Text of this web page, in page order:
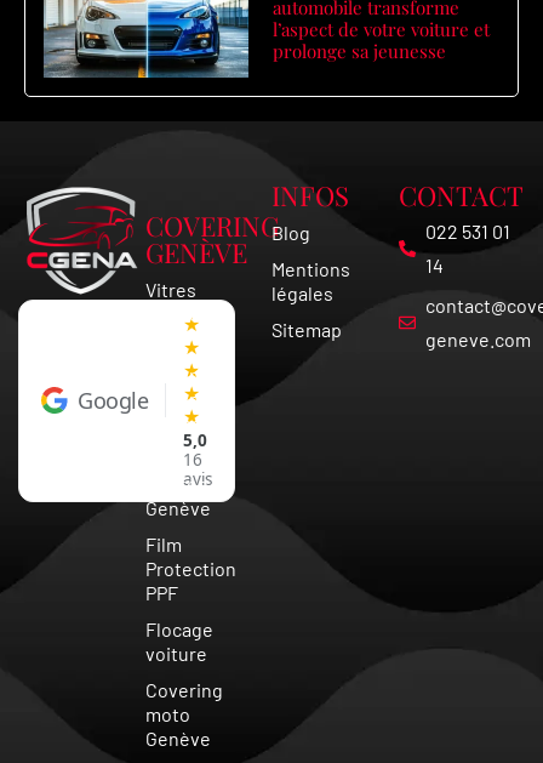
automobile transforme
l’aspect de votre voiture et
prolonge sa jeunesse
Google
★
★
★
★
★
5,0
16
avis
COVERING
GENÈVE
Vitres
Teintées
Covering
Voiture
Suisse
Vitre
teintée
Genève
Film
Protection
PPF
Flocage
voiture
Covering
moto
Genève
INFOS
Blog
Mentions
légales
Sitemap
CONTACT
022 531 01
14
geneve.com